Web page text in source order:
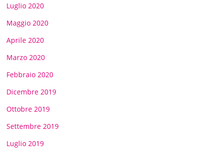
Luglio 2020
Maggio 2020
Aprile 2020
Marzo 2020
Febbraio 2020
Dicembre 2019
Ottobre 2019
Settembre 2019
Luglio 2019